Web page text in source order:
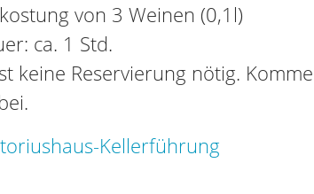
von 3 Weinen (0,1l)
ca. 1 Std.
keine Reservierung nötig.
Kellerführung